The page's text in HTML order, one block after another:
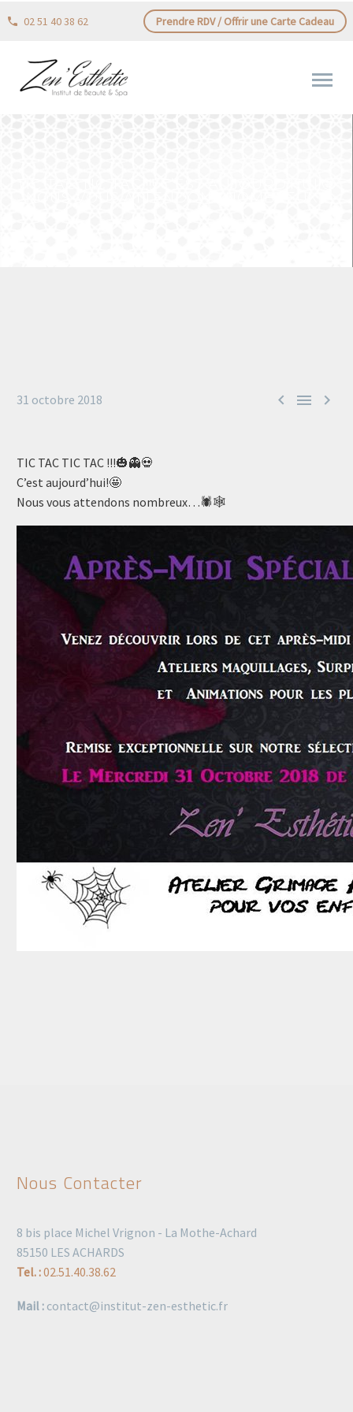
02 51 40 38 62 Prendre RDV / Offrir une Carte Cadeau
  
31 octobre 2018
TIC TAC TIC TAC !!!🎃👻💀
C’est aujourd’hui!🤩
Nous vous attendons nombreux…🕷️🕸️
Nous Contacter
8 bis place Michel Vrignon - La Mothe-Achard
85150 LES ACHARDS
Tel. :02.51.40.38.62
Mail : contact@institut-zen-esthetic.fr